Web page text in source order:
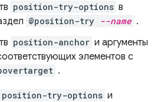
position-try-options в
@position-try --name .
position-anchor и аргументы
элементов с
.
position-try-options и